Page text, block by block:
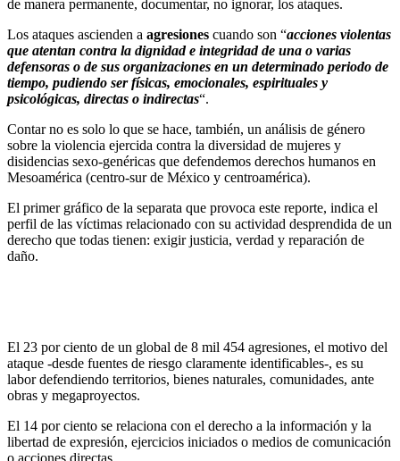
de manera permanente, documentar, no ignorar, los ataques.
Los ataques ascienden a agresiones cuando son “acciones violentas
que atentan contra la dignidad e integridad de una o varias
defensoras o de sus organizaciones en un determinado periodo de
tiempo, pudiendo ser físicas, emocionales, espirituales y
psicológicas, directas o indirectas“.
Contar no es solo lo que se hace, también, un análisis de género
sobre la violencia ejercida contra la diversidad de mujeres y
disidencias sexo-genéricas que defendemos derechos humanos en
Mesoamérica (centro-sur de México y centroamérica).
El primer gráfico de la separata que provoca este reporte, indica el
perfil de las víctimas relacionado con su actividad desprendida de un
derecho que todas tienen: exigir justicia, verdad y reparación de
daño.
El 23 por ciento de un global de 8 mil 454 agresiones, el motivo del
ataque -desde fuentes de riesgo claramente identificables-, es su
labor defendiendo territorios, bienes naturales, comunidades, ante
obras y megaproyectos.
El 14 por ciento se relaciona con el derecho a la información y la
libertad de expresión, ejercicios iniciados o medios de comunicación